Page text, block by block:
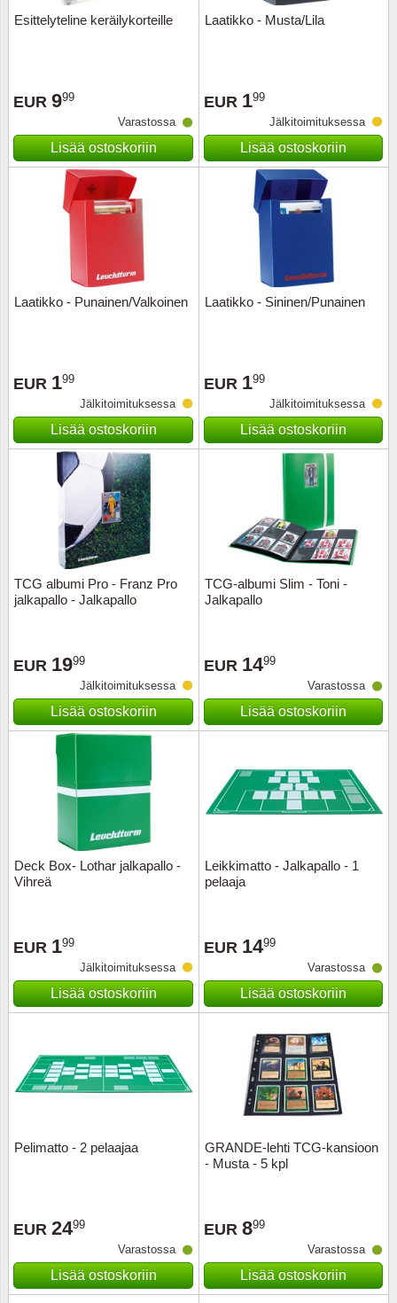
Esittelyteline keräilykorteille
EUR 999
Varastossa
Lisää ostoskoriin
Laatikko - Musta/Lila
EUR 199
Jälkitoimituksessa
Lisää ostoskoriin
Laatikko - Punainen/Valkoinen
EUR 199
Jälkitoimituksessa
Lisää ostoskoriin
Laatikko - Sininen/Punainen
EUR 199
Jälkitoimituksessa
Lisää ostoskoriin
TCG albumi Pro - Franz Pro
jalkapallo - Jalkapallo
EUR 1999
Jälkitoimituksessa
Lisää ostoskoriin
TCG-albumi Slim - Toni -
Jalkapallo
EUR 1499
Varastossa
Lisää ostoskoriin
Deck Box- Lothar jalkapallo -
Vihreä
EUR 199
Jälkitoimituksessa
Lisää ostoskoriin
Leikkimatto - Jalkapallo - 1
pelaaja
EUR 1499
Varastossa
Lisää ostoskoriin
Pelimatto - 2 pelaajaa
EUR 2499
Varastossa
Lisää ostoskoriin
GRANDE-lehti TCG-kansioon
- Musta - 5 kpl
EUR 899
Varastossa
Lisää ostoskoriin